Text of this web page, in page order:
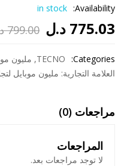
Availability:
in stock
799.00
الأصلي
هو:
775.03 د.ل
الحالي
هو:
Categories:
TECNO
, مليون
العلامة التجارية: مليون موبايل
مراجعات (0)
المراجعات
لا توجد مراجعات بعد.